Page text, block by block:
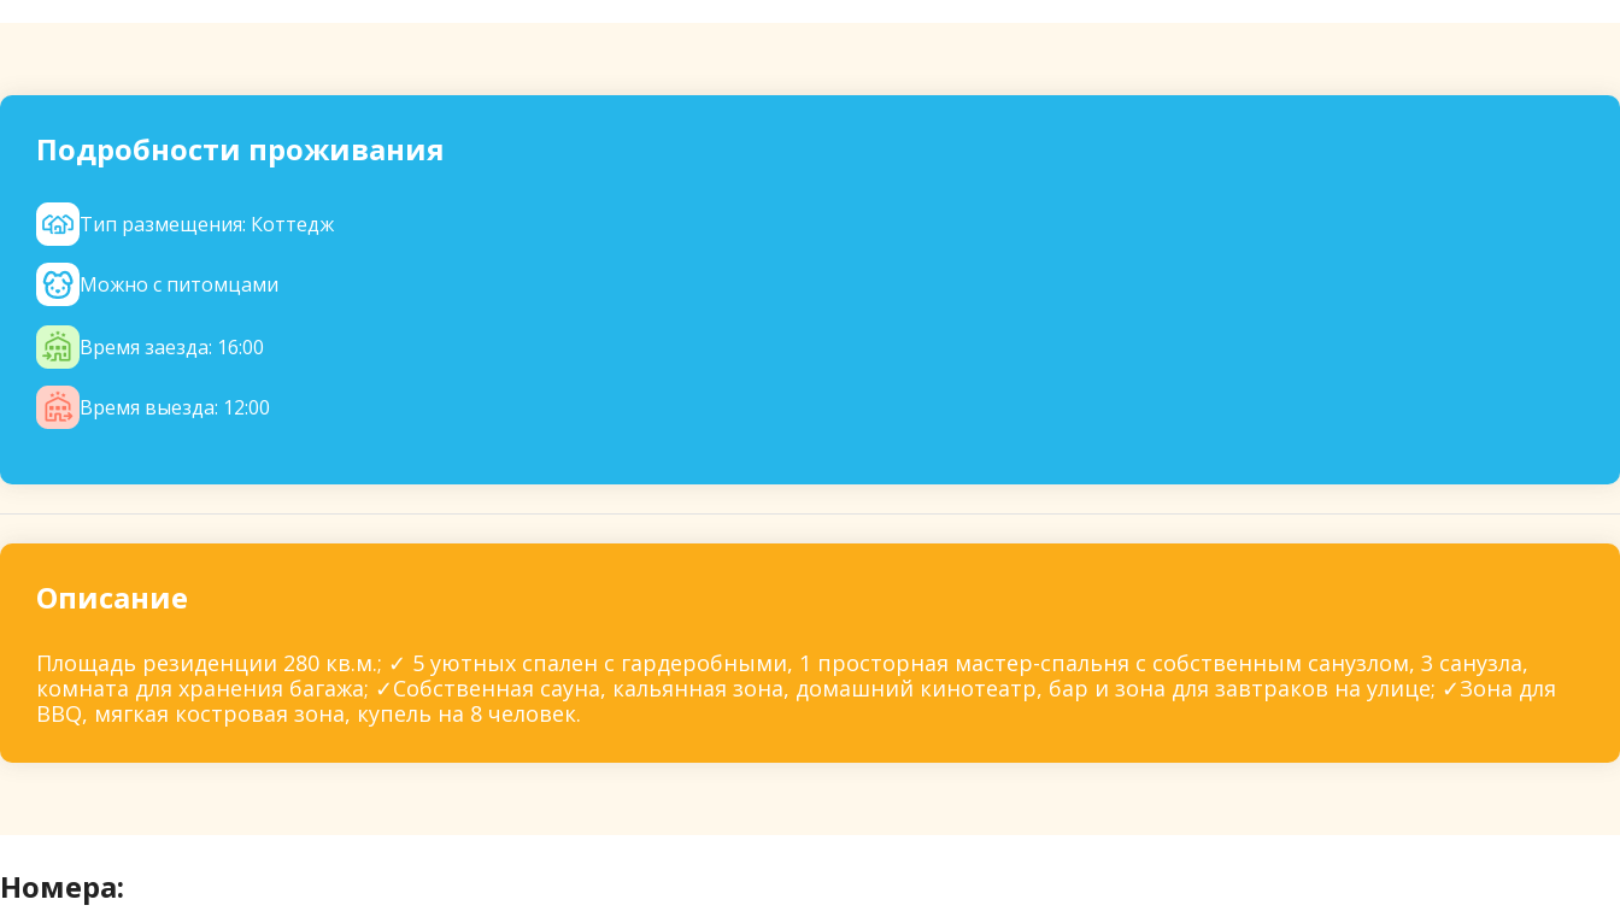
Подробности проживания
Тип размещения: Коттедж
Можно с питомцами
Время заезда: 16:00
Время выезда: 12:00
Описание
Площадь резиденции 280 кв.м.; ✓ 5 уютных спален с гардеробными, 1 просторная мастер-спальня с собственным санузлом, 3 санузла,
комната для хранения багажа; ✓Собственная сауна, кальянная зона, домашний кинотеатр, бар и зона для завтраков на улице; ✓Зона для
BBQ, мягкая костровая зона, купель на 8 человек.
Номера: